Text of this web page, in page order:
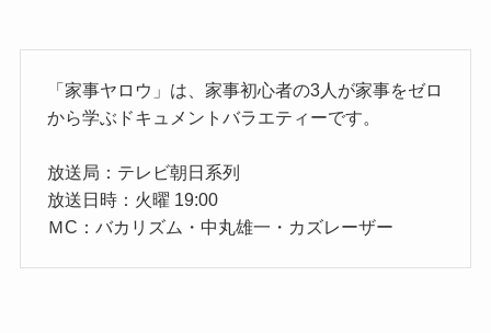
「家事ヤロウ」は、家事初心者の3人が家事をゼロ
から学ぶドキュメントバラエティーです。
放送局：テレビ朝日系列
放送日時：火曜 19:00
ＭC：バカリズム・中丸雄一・カズレーザー